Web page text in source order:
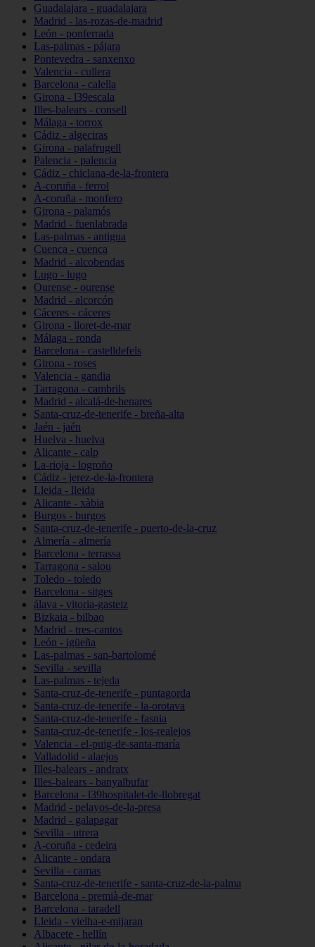
Guadalajara - guadalajara
Madrid - las-rozas-de-madrid
León - ponferrada
Las-palmas - pájara
Pontevedra - sanxenxo
Valencia - cullera
Barcelona - calella
Girona - l39escala
Illes-balears - consell
Málaga - torrox
Cádiz - algeciras
Girona - palafrugell
Palencia - palencia
Cádiz - chiclana-de-la-frontera
A-coruña - ferrol
A-coruña - monfero
Girona - palamós
Madrid - fuenlabrada
Las-palmas - antigua
Cuenca - cuenca
Madrid - alcobendas
Lugo - lugo
Ourense - ourense
Madrid - alcorcón
Cáceres - cáceres
Girona - lloret-de-mar
Málaga - ronda
Barcelona - castelldefels
Girona - roses
Valencia - gandia
Tarragona - cambrils
Madrid - alcalá-de-henares
Santa-cruz-de-tenerife - breña-alta
Jaén - jaén
Huelva - huelva
Alicante - calp
La-rioja - logroño
Cádiz - jerez-de-la-frontera
Lleida - lleida
Alicante - xàbia
Burgos - burgos
Santa-cruz-de-tenerife - puerto-de-la-cruz
Almería - almería
Barcelona - terrassa
Tarragona - salou
Toledo - toledo
Barcelona - sitges
álava - vitoria-gasteiz
Bizkaia - bilbao
Madrid - tres-cantos
León - igüeña
Las-palmas - san-bartolomé
Sevilla - sevilla
Las-palmas - tejeda
Santa-cruz-de-tenerife - puntagorda
Santa-cruz-de-tenerife - la-orotava
Santa-cruz-de-tenerife - fasnia
Santa-cruz-de-tenerife - los-realejos
Valencia - el-puig-de-santa-maría
Valladolid - alaejos
Illes-balears - andratx
Illes-balears - banyalbufar
Barcelona - l39hospitalet-de-llobregat
Madrid - pelayos-de-la-presa
Madrid - galapagar
Sevilla - utrera
A-coruña - cedeira
Alicante - ondara
Sevilla - camas
Santa-cruz-de-tenerife - santa-cruz-de-la-palma
Barcelona - premià-de-mar
Barcelona - taradell
Lleida - vielha-e-mijaran
Albacete - hellín